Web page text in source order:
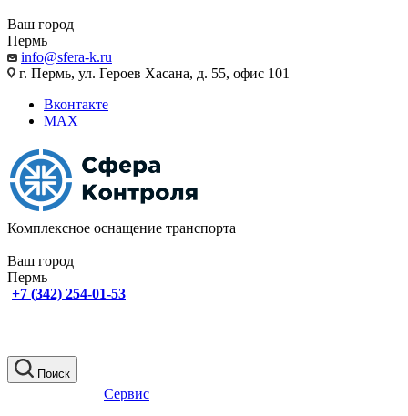
Ваш город
Пермь
info@sfera-k.ru
г. Пермь, ул. Героев Хасана, д. 55, офис 101
Вконтакте
MAX
Комплексное оснащение транспорта
Ваш город
Пермь
+7 (342) 254-01-53
Поиск
Сервис